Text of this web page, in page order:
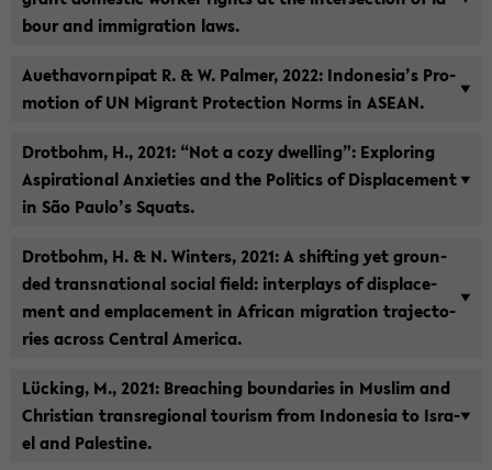
bour and im­mi­gra­ti­on laws.
Au­etha­vorn­pi­pat R. & W. Pal­mer, 2022: In­do­ne­sia’s Pro­
mo­ti­on of UN Mi­grant Pro­tec­tion Norms in ASEAN.
Drot­bohm, H., 2021: “Not a cozy dwel­ling”: Ex­plo­ring
Aspi­ra­tio­nal An­xie­ties and the Po­li­tics of Dis­pla­ce­ment
in São Paulo’s Squats.
Drot­bohm, H. & N. Win­ters, 2021: A shif­ting yet groun­
ded trans­na­tio­nal so­cial field: in­ter­plays of dis­pla­ce­
ment and em­pla­ce­ment in Af­ri­can mi­gra­ti­on tra­jec­to­
ries across Cen­tral Ame­ri­ca.
Lücking, M., 2021: Breaching bounda­ries in Mus­lim and
Chris­ti­an trans­re­gio­nal tou­rism from In­do­ne­sia to Is­ra­
el and Pa­les­ti­ne.